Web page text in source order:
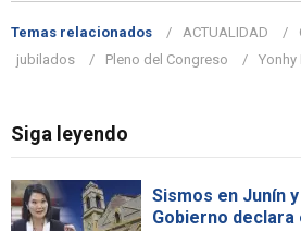
Temas relacionados ACTUALIDAD
jubilados
Pleno del Congreso Yonhy
Siga leyendo
Sismos en Junín
Gobierno